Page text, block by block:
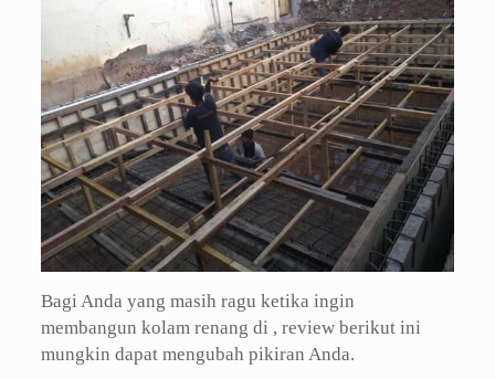
Bagi Anda yang masih ragu ketika ingin
membangun kolam renang di , review berikut ini
mungkin dapat mengubah pikiran Anda.